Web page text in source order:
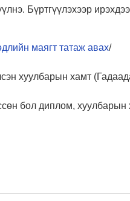
Бүртгүүлэхээр
маягт татаж авах/
хуулбарын хамт
бол диплом, хуулбарын